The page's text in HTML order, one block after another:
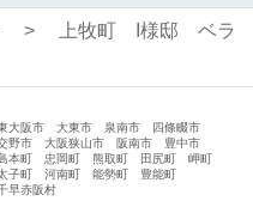
上牧町 I様邸 ベラ
大阪市 大東市 泉南市
四條畷市
野市
大阪狭山市 阪南市
豊中市
本町
忠岡町 熊取町 田尻町
岬町
子町
河南町 能勢町
豊能町
早赤阪村